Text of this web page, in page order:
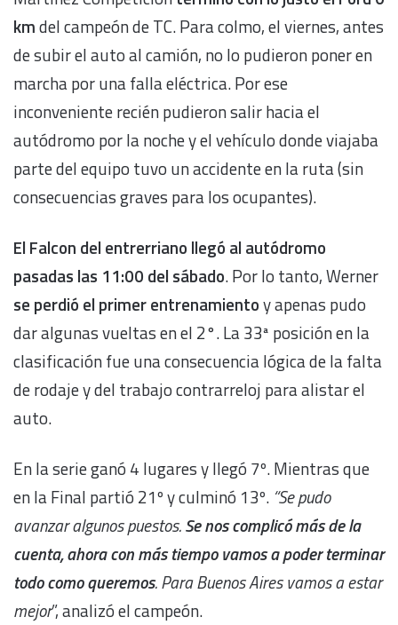
kmdel campeón de TC. Para colmo, el viernes, antes
de subir el auto al camión, no lo pudieron poner en
marcha por una falla eléctrica. Por ese
inconveniente recién pudieron salir hacia el
autódromo por la noche y el vehículo donde viajaba
parte del equipo tuvo un accidente en la ruta (sin
consecuencias graves para los ocupantes).
El Falcon del entrerriano llegó al autódromo
pasadas las 11:00 del sábado. Por lo tanto, Werner
se perdió el primer entrenamientoy apenas pudo
dar algunas vueltas en el 2°. La 33ª posición en la
clasificación fue una consecuencia lógica de la falta
de rodaje y del trabajo contrarreloj para alistar el
auto.
En la serie ganó 4 lugares y llegó 7º. Mientras que
en la Final partió 21º y culminó 13º. “Se pudo
avanzar algunos puestos.Se nos complicó más de la
cuenta, ahora con más tiempo vamos a poder terminar
todo como queremos. Para Buenos Aires vamos a estar
mejor”, analizó el campeón.